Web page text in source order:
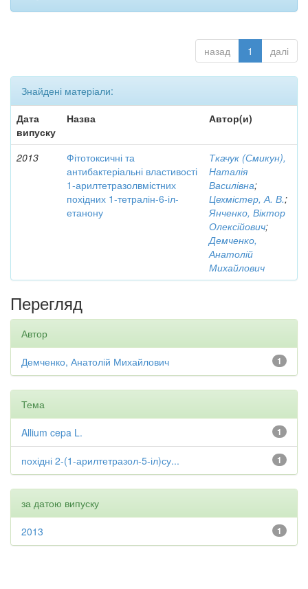
назад 1 далі
Знайдені матеріали:
Дата
випуску
Назва Автор(и)
2013
Фітотоксичні та
антибактеріальні властивості
1-арилтетразолвмістних
похідних 1-тетралін-6-іл-
етанону
Ткачук (Смикун),
Наталія
Василівна;
Цехмістер, А. В.;
Янченко, Віктор
Олексійович;
Демченко,
Анатолій
Михайлович
Перегляд
Автор
1
Демченко, Анатолій Михайлович
Тема
1
Allium cepa L.
1
похідні 2-(1-арилтетразол-5-іл)су...
за датою випуску
1
2013